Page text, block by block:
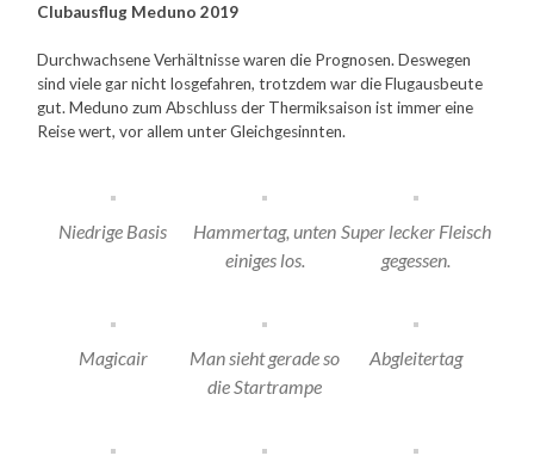
Clubausflug Meduno 2019
Durchwachsene Verhältnisse waren die Prognosen. Deswegen
sind viele gar nicht losgefahren, trotzdem war die Flugausbeute
gut. Meduno zum Abschluss der Thermiksaison ist immer eine
Reise wert, vor allem unter Gleichgesinnten.
Niedrige Basis
Hammertag, unten
einiges los.
Super lecker Fleisch
gegessen.
Magicair
Man sieht gerade so
die Startrampe
Abgleitertag